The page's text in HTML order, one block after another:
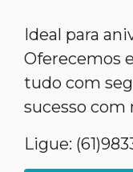
Ideal para
Oferecemos
tudo com
sucesso com
Ligue: